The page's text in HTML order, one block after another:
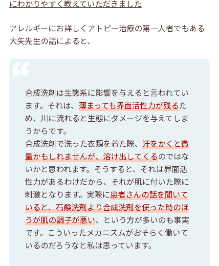
にわかりやすく教えていただきました
アレルギーにお詳しくアトピー治療の第一人者でもある
大矢先生の話によると、
合成洗剤は生態系に影響を与えると言われてい
ます。それは、 薄まっても界面活性力が残るた
め、川に流れると生態にダメージを与えてしま
うからです。
合成洗剤で洗った衣類を着た際、 汗をかくと微
量かもしれませんが、溶け出してくるのではな
いかと思われます。そうすると、それは界面活
性力があるわけだから、それが肌に付いた際に
刺激となります。実際に患者さんの話を聞いて
いると、石鹸洗剤より合成洗剤を使った時のほ
うが肌の調子が悪い、という方が多いのも事実
です。こういったメカニズムがおそらく働いて
いるのだろうなと私は思っています。